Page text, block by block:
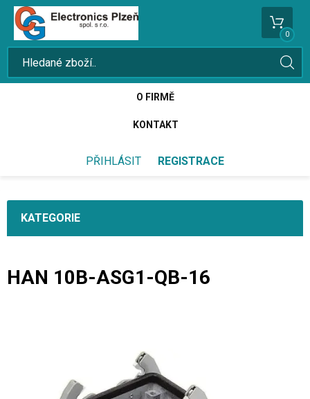
0
O FIRMĚ
KONTAKT
PŘIHLÁSIT REGISTRACE
KATEGORIE
HAN 10B-ASG1-QB-16